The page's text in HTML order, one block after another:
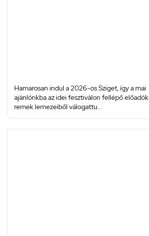
Hamarosan indul a 2026-os Sziget, így a mai
ajánlónkba az idei fesztiválon fellépő előadók
remek lemezeiből válogattu...